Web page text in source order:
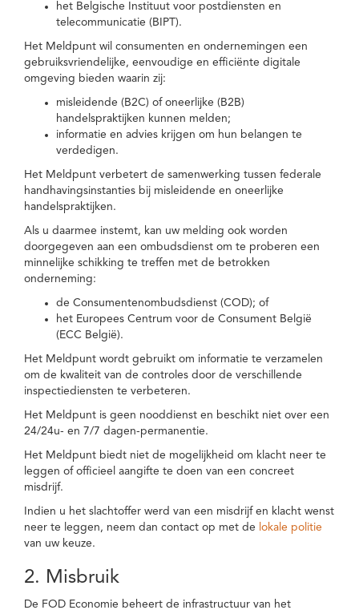
het Belgische Instituut voor postdiensten en
telecommunicatie (BIPT).
Het Meldpunt wil consumenten en ondernemingen een
gebruiksvriendelijke, eenvoudige en efficiënte digitale
omgeving bieden waarin zij:
misleidende (B2C) of oneerlijke (B2B)
handelspraktijken kunnen melden;
informatie en advies krijgen om hun belangen te
verdedigen.
Het Meldpunt verbetert de samenwerking tussen federale
handhavingsinstanties bij misleidende en oneerlijke
handelspraktijken.
Als u daarmee instemt, kan uw melding ook worden
doorgegeven aan een ombudsdienst om te proberen een
minnelijke schikking te treffen met de betrokken
onderneming:
de Consumentenombudsdienst (COD); of
het Europees Centrum voor de Consument België
(ECC België).
Het Meldpunt wordt gebruikt om informatie te verzamelen
om de kwaliteit van de controles door de verschillende
inspectiediensten te verbeteren.
Het Meldpunt is geen nooddienst en beschikt niet over een
24/24u- en 7/7 dagen-permanentie.
Het Meldpunt biedt niet de mogelijkheid om klacht neer te
leggen of officieel aangifte te doen van een concreet
misdrijf.
Indien u het slachtoffer werd van een misdrijf en klacht wenst
neer te leggen, neem dan contact op met de lokale politie
van uw keuze.
2. Misbruik
De FOD Economie beheert de infrastructuur van het